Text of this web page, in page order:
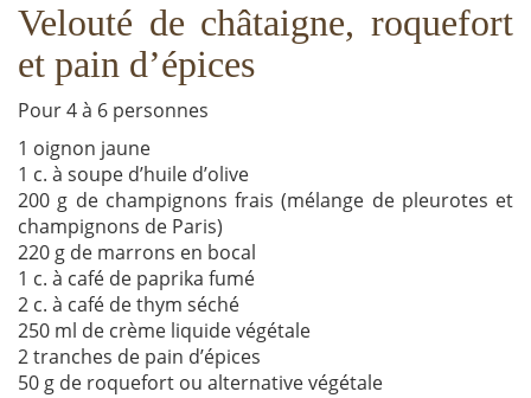
Velouté de châtaigne, roquefort
et pain d’épices
Pour 4 à 6 personnes
1 oignon jaune
1 c. à soupe d’huile d’olive
200 g de champignons frais (mélange de pleurotes et
champignons de Paris)
220 g de marrons en bocal
1 c. à café de paprika fumé
2 c. à café de thym séché
250 ml de crème liquide végétale
2 tranches de pain d’épices
50 g de roquefort ou alternative végétale